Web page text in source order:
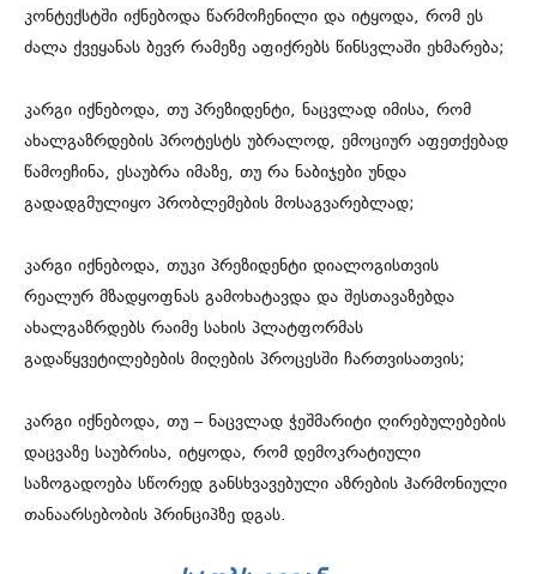
კონტექსტში იქნებოდა წარმოჩენილი და იტყოდა, რომ ეს
ძალა ქვეყანას ბევრ რამეზე აფიქრებს წინსვლაში ეხმარება;
კარგი იქნებოდა, თუ პრეზიდენტი, ნაცვლად იმისა, რომ
ახალგაზრდების პროტესტს უბრალოდ, ემოციურ აფეთქებად
წამოეჩინა, ესაუბრა იმაზე, თუ რა ნაბიჯები უნდა
გადადგმულიყო პრობლემების მოსაგვარებლად;
კარგი იქნებოდა, თუკი პრეზიდენტი დიალოგისთვის
რეალურ მზადყოფნას გამოხატავდა და შესთავაზებდა
ახალგაზრდებს რაიმე სახის პლატფორმას
გადაწყვეტილებების მიღების პროცესში ჩართვისათვის;
კარგი იქნებოდა, თუ – ნაცვლად ჭეშმარიტი ღირებულებების
დაცვაზე საუბრისა, იტყოდა, რომ დემოკრატიული
საზოგადოება სწორედ განსხვავებული აზრების ჰარმონიული
თანაარსებობის პრინციპზე დგას.